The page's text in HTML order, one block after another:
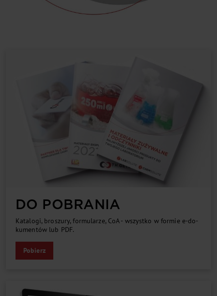
DO POBRANIA
Ka­ta­lo­gi, bro­szu­ry, for­mu­la­rze, CoA - wszyst­ko w for­mie e-do­
ku­men­tów lub PDF.
Pobierz